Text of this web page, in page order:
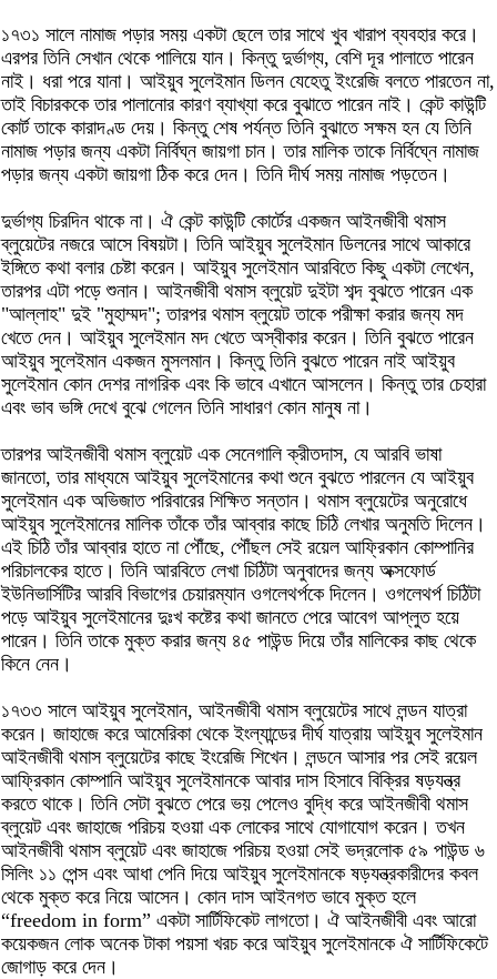
১৭৩১ সালে নামাজ পড়ার সময় একটা ছেলে তার সাথে খুব খারাপ ব্যবহার করে।
এরপর তিনি সেখান থেকে পালিয়ে যান। কিন্তু দুর্ভাগ্য, বেশি দূর পালাতে পারেন
নাই। ধরা পরে যানা। আইয়ুব সুলেইমান ডিলন যেহেতু ইংরেজি বলতে পারতেন না,
তাই বিচারককে তার পালানোর কারণ ব্যাখ্যা করে বুঝাতে পারেন নাই। কেন্ট কাউন্টি
কোর্ট তাকে কারাদণ্ড দেয়। কিন্তু শেষ পর্যন্ত তিনি বুঝাতে সক্ষম হন যে তিনি
নামাজ পড়ার জন্য একটা নির্বিঘ্ন জায়গা চান। তার মালিক তাকে নির্বিঘ্নে নামাজ
পড়ার জন্য একটা জায়গা ঠিক করে দেন। তিনি দীর্ঘ সময় নামাজ পড়তেন।
দুর্ভাগ্য চিরদিন থাকে না। ঐ কেন্ট কাউন্টি কোর্টের একজন আইনজীবী থমাস
ব্লুয়েটের নজরে আসে বিষয়টা। তিনি আইয়ুব সুলেইমান ডিলনের সাথে আকারে
ইঙ্গিতে কথা বলার চেষ্টা করেন। আইয়ুব সুলেইমান আরবিতে কিছু একটা লেখেন,
তারপর এটা পড়ে শুনান। আইনজীবী থমাস ব্লুয়েট দুইটা শব্দ বুঝতে পারেন এক
"আল্লাহ" দুই "মুহাম্মদ"; তারপর থমাস ব্লুয়েট তাকে পরীক্ষা করার জন্য মদ
খেতে দেন। আইয়ুব সুলেইমান মদ খেতে অস্বীকার করেন। তিনি বুঝতে পারেন
আইয়ুব সুলেইমান একজন মুসলমান। কিন্তু তিনি বুঝতে পারেন নাই আইয়ুব
সুলেইমান কোন দেশর নাগরিক এবং কি ভাবে এখানে আসলেন। কিন্তু তার চেহারা
এবং ভাব ভঙ্গি দেখে বুঝে গেলেন তিনি সাধারণ কোন মানুষ না।
তারপর আইনজীবী থমাস ব্লুয়েট এক সেনেগালি ক্রীতদাস, যে আরবি ভাষা
জানতো, তার মাধ্যমে আইয়ুব সুলেইমানের কথা শুনে বুঝতে পারলেন যে আইয়ুব
সুলেইমান এক অভিজাত পরিবারের শিক্ষিত সন্তান। থমাস ব্লুয়েটের অনুরোধে
আইয়ুব সুলেইমানের মালিক তাঁকে তাঁর আব্বার কাছে চিঠি লেখার অনুমতি দিলেন।
এই চিঠি তাঁর আব্বার হাতে না পৌঁছে, পৌঁছল সেই রয়েল আফ্রিকান কোম্পানির
পরিচালকের হাতে। তিনি আরবিতে লেখা চিঠিটা অনুবাদের জন্য অক্সফোর্ড
ইউনিভার্সিটির আরবি বিভাগের চেয়ারম্যান ওগলেথর্পকে দিলেন। ওগলেথর্প চিঠিটা
পড়ে আইয়ুব সুলেইমানের দুঃখ কষ্টের কথা জানতে পেরে আবেগ আপ্লুত হয়ে
পারেন। তিনি তাকে মুক্ত করার জন্য ৪৫ পাউন্ড দিয়ে তাঁর মালিকের কাছ থেকে
কিনে নেন।
১৭৩৩ সালে আইয়ুব সুলেইমান, আইনজীবী থমাস ব্লুয়েটের সাথে লন্ডন যাত্রা
করেন। জাহাজে করে আমেরিকা থেকে ইংল্যান্ডের দীর্ঘ যাত্রায় আইয়ুব সুলেইমান
আইনজীবী থমাস ব্লুয়েটের কাছে ইংরেজি শিখেন। লন্ডনে আসার পর সেই রয়েল
আফ্রিকান কোম্পানি আইয়ুব সুলেইমানকে আবার দাস হিসাবে বিক্রির ষড়যন্ত্র
করতে থাকে। তিনি সেটা বুঝতে পেরে ভয় পেলেও বুদ্ধি করে আইনজীবী থমাস
ব্লুয়েট এবং জাহাজে পরিচয় হওয়া এক লোকের সাথে যোগাযোগ করেন। তখন
আইনজীবী থমাস ব্লুয়েট এবং জাহাজে পরিচয় হওয়া সেই ভদ্রলোক ৫৯ পাউন্ড ৬
সিলিং ১১ পেন্স এবং আধা পেনি দিয়ে আইয়ুব সুলেইমানকে ষড়যন্ত্রকারীদের কবল
থেকে মুক্ত করে নিয়ে আসেন। কোন দাস আইনগত ভাবে মুক্ত হলে
“freedom in form” একটা সার্টিফিকেট লাগতো। ঐ আইনজীবী এবং আরো
কয়েকজন লোক অনেক টাকা পয়সা খরচ করে আইয়ুব সুলেইমানকে ঐ সার্টিফিকেটে
জোগাড় করে দেন।